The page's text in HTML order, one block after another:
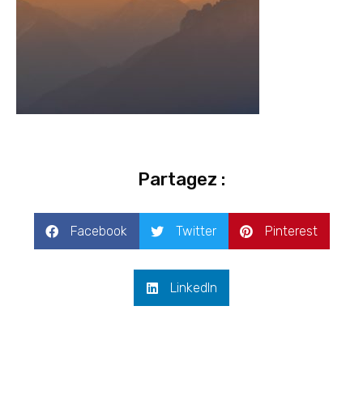
Partagez :
Facebook Twitter Pinterest
LinkedIn